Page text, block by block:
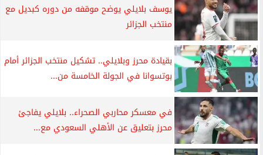
يوسف بلايلي يوضح موقفه من دوره كبديل مع
منتخب الجزائر
بقيادة محرز وبلايلي.. تشكيل منتخب الجزائر أمام
بوتسوانا في الجولة الخامسة من...
في معسكر محاربي الصحراء.. بلايلي يفاجئ
محرز بتعليق عن الأهلي السعودي مع...